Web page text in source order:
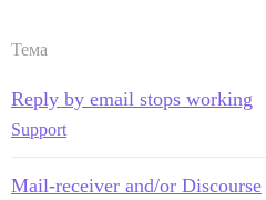
Тема
Reply by email stops working
Support
Mail-receiver and/or Discourse